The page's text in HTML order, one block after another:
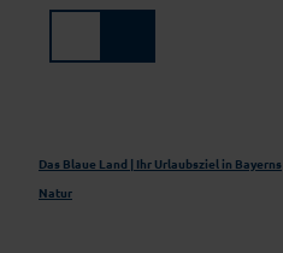
Das Blaue Land | Ihr Urlaubsziel in Bayerns
Natur